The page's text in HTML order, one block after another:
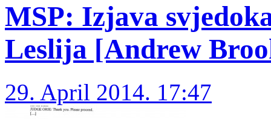
MSP: Izjava
Leslija [Andrew
29. April 2014. 17:47